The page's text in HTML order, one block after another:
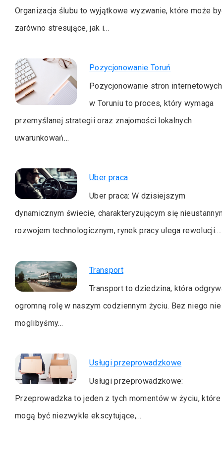
Organizacja ślubu to wyjątkowe wyzwanie, które może
zarówno stresujące, jak i…
Pozycjonowanie Toruń
Pozycjonowanie stron internetowych
w Toruniu to proces, który wymaga
przemyślanej strategii oraz znajomości lokalnych
uwarunkowań…
Uber praca
Uber praca: W dzisiejszym
dynamicznym świecie, charakteryzującym się
rozwojem technologicznym, rynek pracy ulega rewolucji.…
Transport
Transport to dziedzina, która
ogromną rolę w naszym codziennym życiu. Bez niego nie
moglibyśmy…
Usługi przeprowadzkowe
Usługi przeprowadzkowe:
Przeprowadzka to jeden z tych momentów w życiu, które
mogą być niezwykle ekscytujące,…